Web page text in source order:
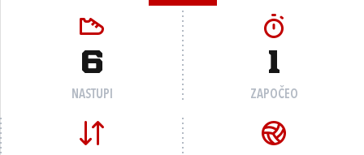
6
NASTUPI
1
ZAPOČEO